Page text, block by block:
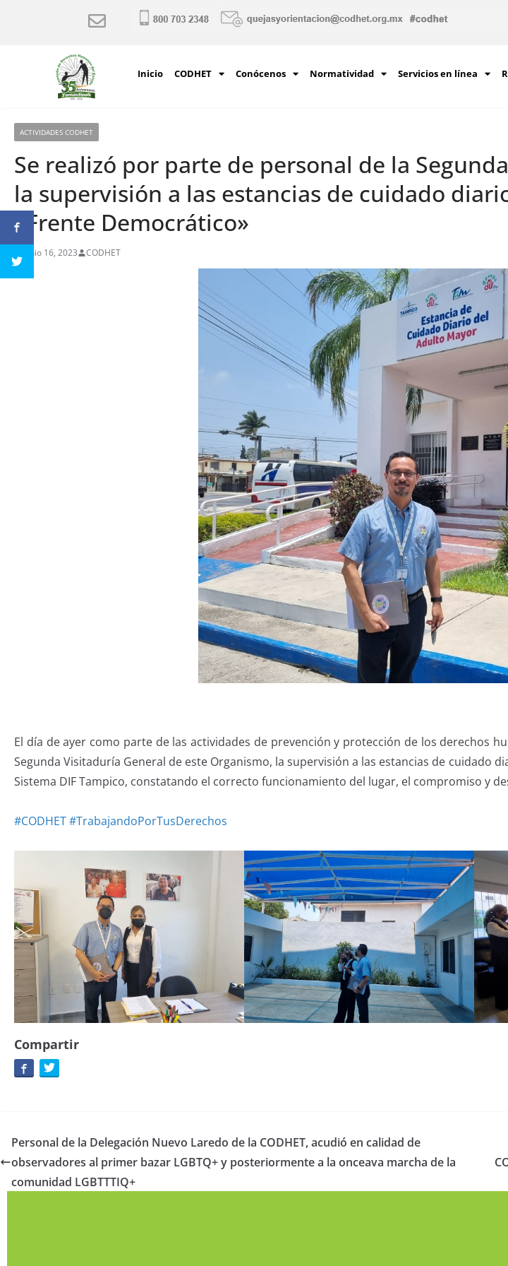
Inicio CODHET Conócenos Normatividad Servicios en línea
ACTIVIDADES CODHET
Se realizó por parte de personal de la
la supervisión a las estancias de cuidado
«Frente Democrático»
junio 16, 2023 CODHET
El día de ayer como parte de las actividades de prevención y protección de los derechos
Segunda Visitaduría General de este Organismo, la supervisión a las estancias de cuidado
Sistema DIF Tampico, constatando el correcto funcionamiento del lugar, el compromiso y
#CODHET#TrabajandoPorTusDerechos
Compartir
Personal de la Delegación Nuevo Laredo de la CODHET, acudió en calidad de
observadores al primer bazar LGBTQ+ y posteriormente a la onceava marcha de la
comunidad LGBTTTIQ+